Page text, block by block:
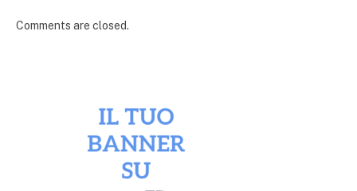
Comments are closed.